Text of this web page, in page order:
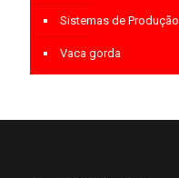
Sistemas de Produção
Vaca gorda